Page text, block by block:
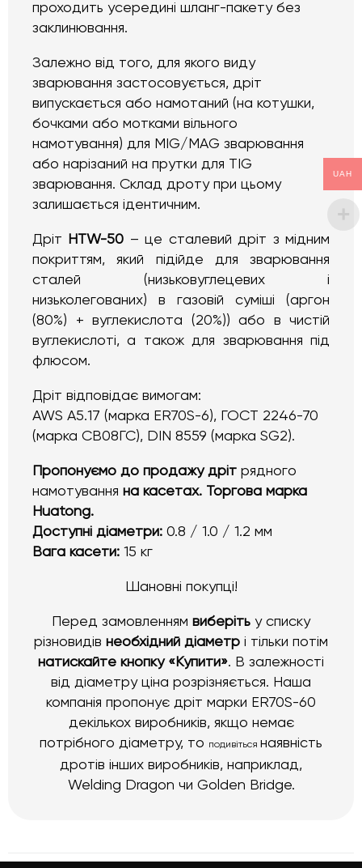
проходить усередині шланг-пакету без
заклинювання.
Залежно від того, для якого виду
зварювання застосовується, дріт
випускається або намотаний (на котушки,
бочками або мотками вільного
намотування) для MIG/MAG зварювання
або нарізаний на прутки для TIG
зварювання. Склад дроту при цьому
залишається ідентичним.
Дріт HTW-50 – це сталевий дріт з мідним
покриттям, який підійде для зварювання
сталей (низьковуглецевих і
низьколегованих) в газовій суміші (аргон
(80%) + вуглекислота (20%)) або в чистій
вуглекислоті, а також для зварювання під
флюсом.
Дріт відповідає вимогам:
AWS A5.17 (марка ER70S-6), ГОСТ 2246-70
(марка СВ08ГС), DIN 8559 (марка SG2).
Пропонуємо до продажу дріт рядного
намотування на касетах. Торгова марка
Huatong.
Доступні діаметри: 0.8 / 1.0 / 1.2 мм
Вага касети: 15 кг
Шановні покупці!
Перед замовленням виберіть у списку
різновидів необхідний діаметр і тільки потім
натискайте кнопку «Купити». В залежності
від діаметру ціна розрізняється. Наша
компанія пропонує дріт марки ER70S-60
декількох виробників, якщо немає
потрібного діаметру, то подивіться наявність
дротів інших виробників, наприклад,
Welding Dragon чи Golden Bridge.
UAH